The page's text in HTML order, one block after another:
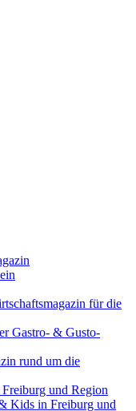
für die
Gastro- & Gusto-
rund um die
und Region
Kids in Freiburg und